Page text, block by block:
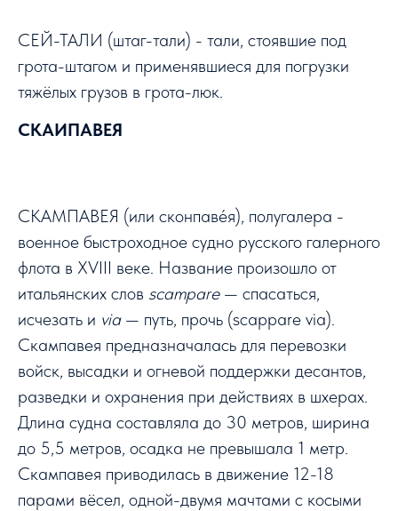
СЕЙ-ТАЛИ (штаг-тали) - тали, стоявшие под
грота-штагом и применявшиеся для погрузки
тяжёлых грузов в грота-люк.
СКАИПАВЕЯ
СКАМПАВЕЯ (или сконпаве́я), полугалера -
военное быстроходное судно русского галерного
флота в XVIII веке. Название произошло от
итальянских слов scampare— спасаться,
исчезать и via— путь, прочь (scappare via).
Скампавея предназначалась для перевозки
войск, высадки и огневой поддержки десантов,
разведки и охранения при действиях в шхерах.
Длина судна составляла до 30 метров, ширина
до 5,5 метров, осадка не превышала 1 метр.
Скампавея приводилась в движение 12-18
парами вёсел, одной-двумя мачтами с косыми